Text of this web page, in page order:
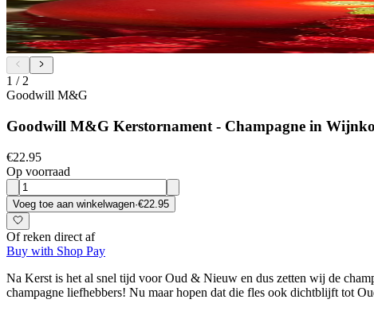
1 / 2
Goodwill M&G
Goodwill M&G Kerstornament - Champagne in
€22.95
Op voorraad
Voeg toe aan winkelwagen·€22.95
Of reken direct af
Buy with Shop Pay
Na Kerst is het al snel tijd voor Oud & Nieuw en dus zetten wij de
champagne liefhebbers! Nu maar hopen dat die fles ook dichtblijft tot